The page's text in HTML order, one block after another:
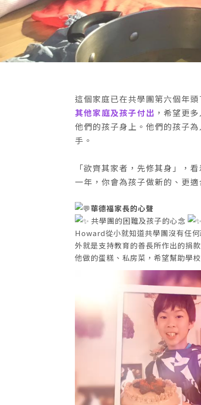
這個家庭已在共學團第六個年頭
其他家庭及孩子付出 ，希望更
他們的孩子身上。他們的孩子
手。
「欲齊其家者，先修其身」，
一年，你會為孩子做新的、更適
華德福家長的心聲
共學團的困難及孩子的心念
Howard從小就知道共學團沒有任
外就是支持教育的善長所作出的捐
他做的蛋糕、私房菜，希望幫助學